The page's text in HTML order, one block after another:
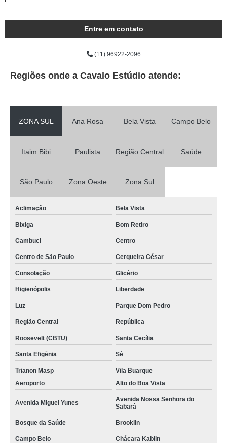
Entre em contato
(11) 96922-2096
Regiões onde a Cavalo Estúdio atende:
ZONA SUL Ana Rosa Bela Vista Campo Belo
Itaim Bibi Paulista Região Central Saúde
São Paulo Zona Oeste Zona Sul
Aclimação Bela Vista
Bixiga Bom Retiro
Cambuci Centro
Centro de São Paulo Cerqueira César
Consolação Glicério
Higienópolis Liberdade
Luz Parque Dom Pedro
Região Central República
Roosevelt (CBTU) Santa Cecília
Santa Efigênia Sé
Trianon Masp
Vila Buarque
Aeroporto
Alto do Boa Vista
Avenida Miguel Yunes
Avenida Nossa Senhora do
Sabará
Bosque da Saúde Brooklin
Campo Belo Chácara Kablin